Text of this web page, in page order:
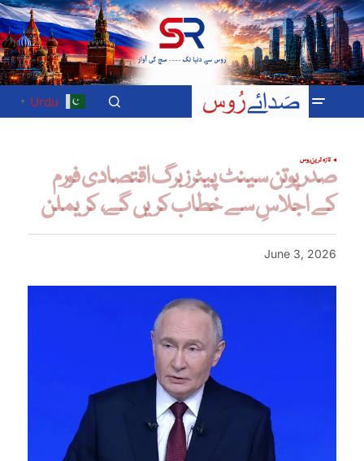
Urdu
▼
تازہ ترینروس
صدر پوتن سینٹ پیٹرزبرگ اقتصادی فورم
کے اجلاسِ سے خطاب کریں گے، کریملن
June 3, 2026